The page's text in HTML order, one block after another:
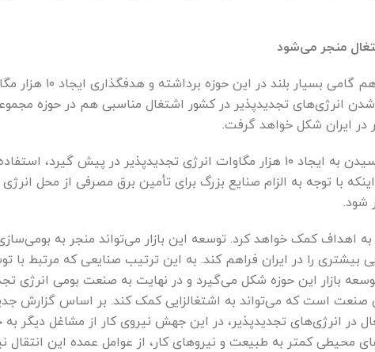
منجر می‌شود
آن‌طور که آرش شجاعی دبیر انرژی
انرژی‌های تجدیدپذیر در کشور اشتغال مناسبی هم در حوزه
در ایران شکل خواهد گرفت.
آرش شجاعی می‌گوید: سیاست کمکی که وزارت نیرو می‌تواند برای رسیدن به ایجاد ۱۰ هزار مگاوات انرژی
با توجه به الزام صنایع بزرگ برای تأمین برق مصرفی از محل انرژی
شود.
اهداف کمک خواهد کرد. توسعه این بازار می‌تواند منجر به
را در ایران فراهم کند. به این ترتیب صنایعی که مرتبط با
بازار این حوزه شکل می‌گیرد و در نهایت به صنعت بومی انرژی
صنعت است که می‌تواند به اشتغالزایی کمک کند. بر اساس گزارش
در انرژی‌های تجدیدپذیر، در این جهش نیروی کار از مشاغل دیگر به
کمتر به طبیعت و نیرو‌های کار، از عوامل عمده این